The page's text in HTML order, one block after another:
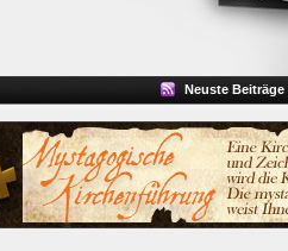
Neuste Beiträge